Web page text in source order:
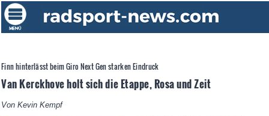
Finn hinterlässt beim Giro Next Gen starken Eindruck
Van Kerckhove holt sich die Etappe, Rosa und Zeit
Von Kevin Kempf